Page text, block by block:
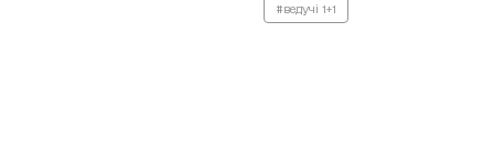
#ведучі 1+1